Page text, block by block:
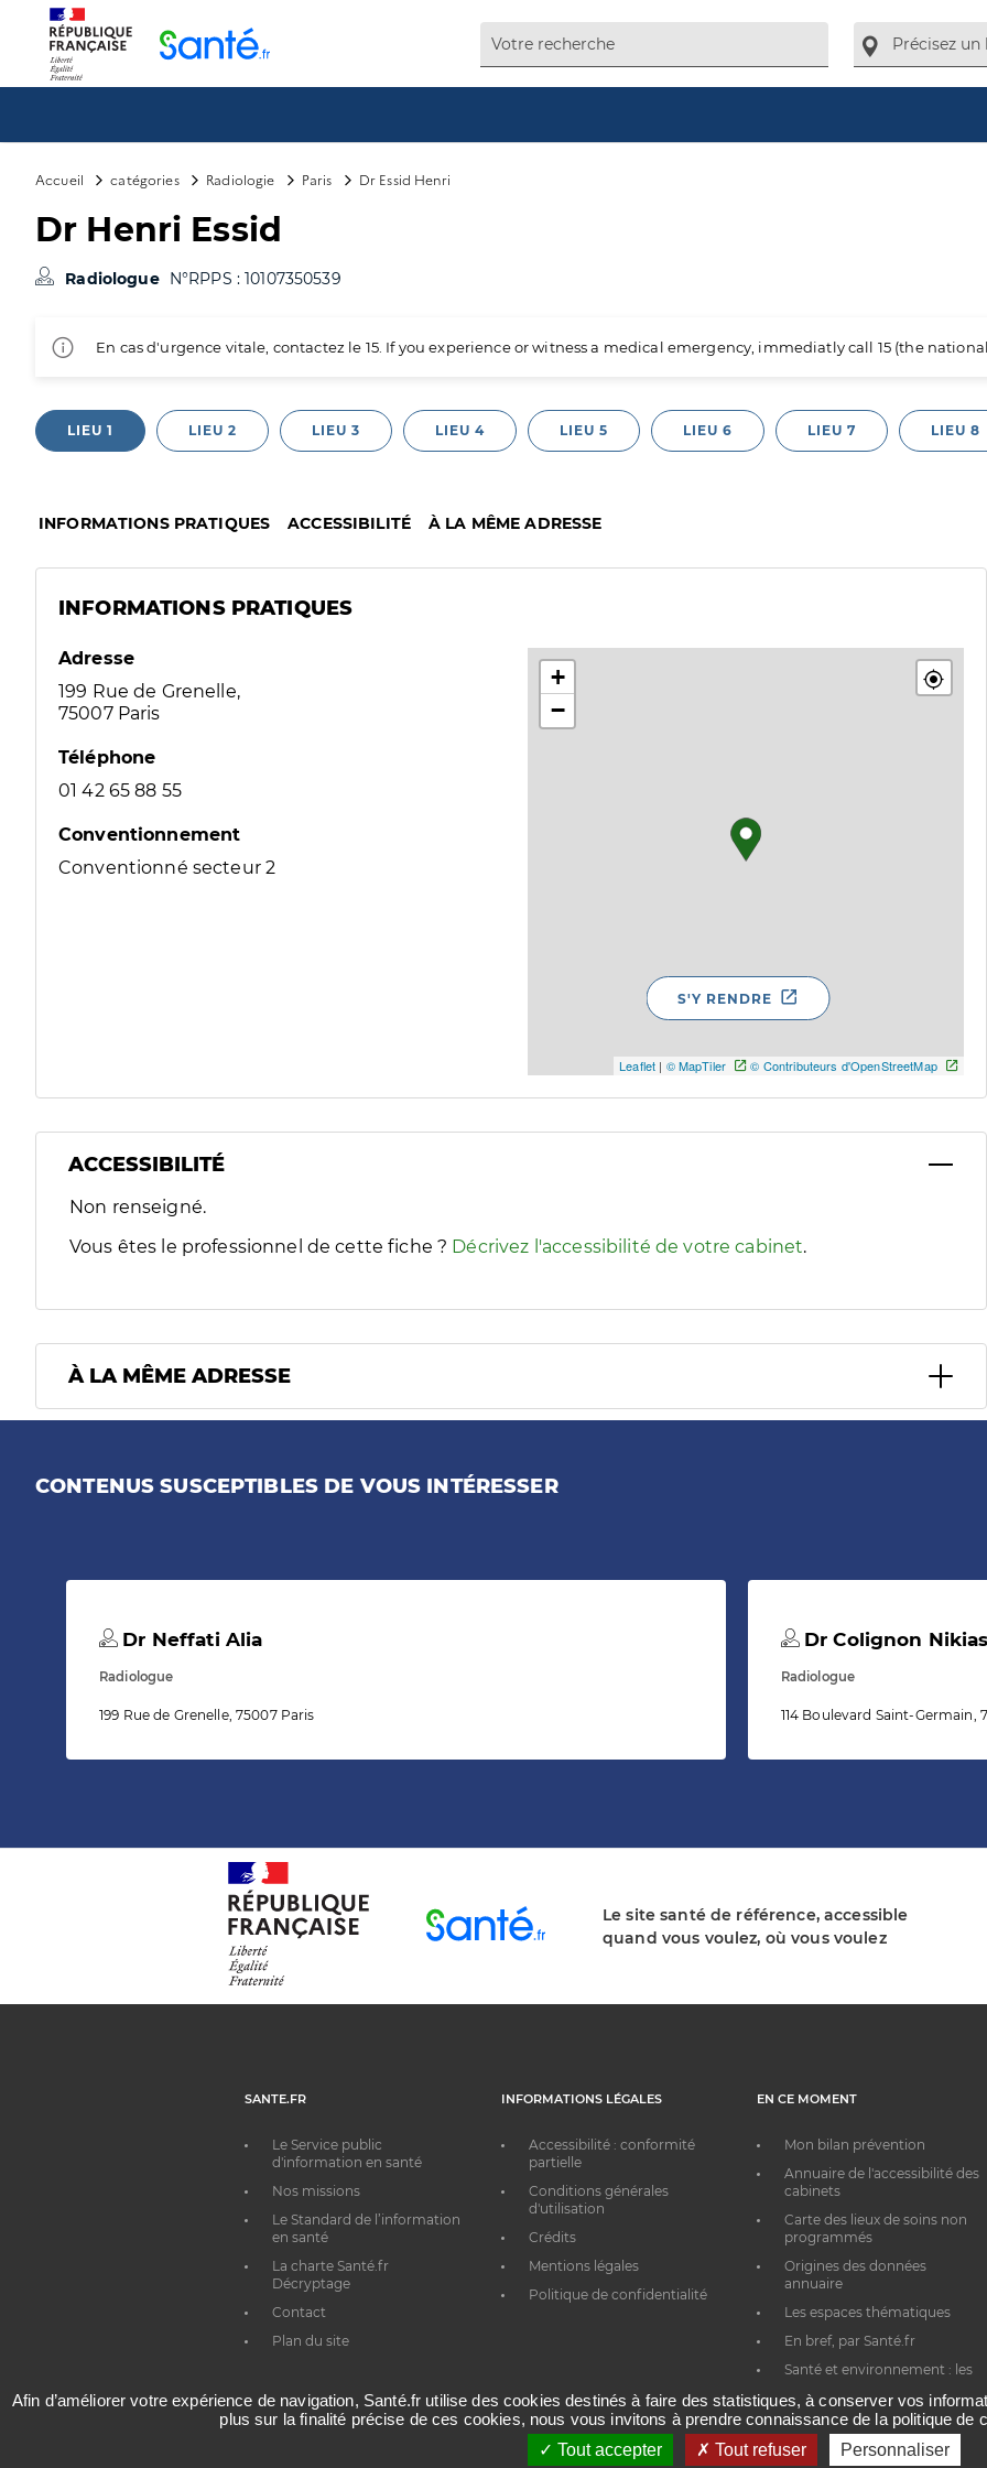
Accueil catégories Radiologie Paris Dr Essid Henri
Dr Henri Essid
Radiologue N°RPPS : 10107350539
En cas d'urgence vitale, contactez le 15. If you experience or witness a medical emergency, immediatly call 15 (the
LIEU 1 LIEU 2 LIEU 3 LIEU 4 LIEU 5 LIEU 6 LIEU 7 LIEU 8
INFORMATIONS PRATIQUES ACCESSIBILITÉ À LA MÊME ADRESSE
INFORMATIONS PRATIQUES
Adresse
199 Rue de Grenelle,
75007 Paris
Téléphone
01 42 65 88 55
Conventionnement
Conventionné secteur 2
+
−
Leaflet | © MapTiler © Contributeurs d'OpenStreetMap
S'Y RENDRE
ACCESSIBILITÉ
Filtres
Sélectionnez un ou plusieurs handicaps/besoins spécifiques pour afficher les informations d'accessibilité associées
Non renseigné.
Vous êtes le professionnel de cette fiche ? Décrivez l'accessibilité de votre cabinet.
À LA MÊME ADRESSE
CONTENUS SUSCEPTIBLES DE VOUS INTÉRESSER
Dr Neffati Alia
Radiologue
199 Rue de Grenelle, 75007 Paris
Dr Colignon Nikias
Radiologue
114 Boulevard Saint-Germain,
Le site santé de référence, accessible
quand vous voulez, où vous voulez
SANTE.FR
Le Service public
d'information en santé
Nos missions
Le Standard de l’information
en santé
La charte Santé.fr
Décryptage
Contact
Plan du site
INFORMATIONS LÉGALES
Accessibilité : conformité
partielle
Conditions générales
d'utilisation
Crédits
Mentions légales
Politique de confidentialité
EN CE MOMENT
Mon bilan prévention
Annuaire de l'accessibilité des
cabinets
Carte des lieux de soins non
programmés
Origines des données
annuaire
Les espaces thématiques
En bref, par Santé.fr
Santé et environnement : les
Panneau de gestion des cookies
Afin d’améliorer votre expérience de navigation, Santé.fr utilise des cookies destinés à faire des statistiques, à conserver vos
plus sur la finalité précise de ces cookies, nous vous invitons à prendre connaissance de la politique de
Tout accepter
Tout refuser Personnaliser